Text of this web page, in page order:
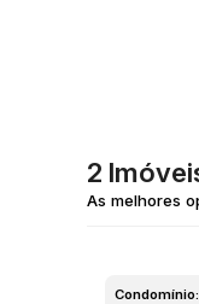
2
Condomínio: